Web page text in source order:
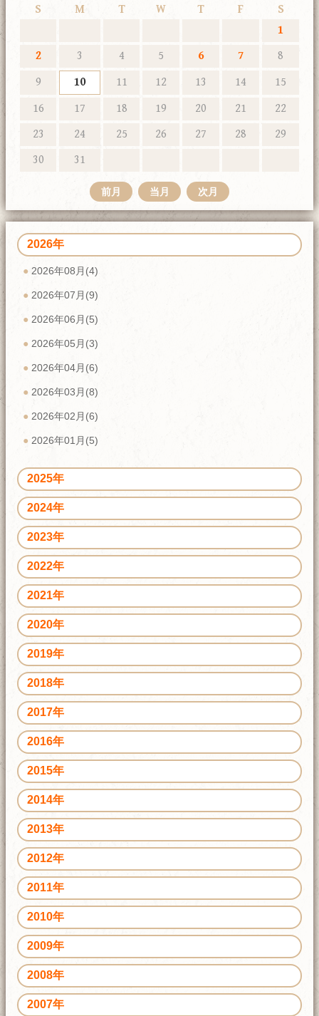
S M T W T F
S
1
2
3 4 5 6 7
8
9
10 11 12 13 14
15
16
17 18 19 20 21
22
23
24 25 26 27 28
29
30
31
前月 当月 次月
2026年
2026年08月(4)
2026年07月(9)
2026年06月(5)
2026年05月(3)
2026年04月(6)
2026年03月(8)
2026年02月(6)
2026年01月(5)
2025年
2024年
2023年
2022年
2021年
2020年
2019年
2018年
2017年
2016年
2015年
2014年
2013年
2012年
2011年
2010年
2009年
2008年
2007年